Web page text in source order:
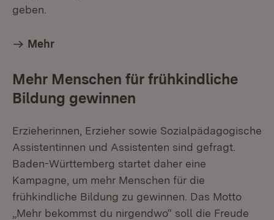
geben.
Mehr
Mehr Menschen für frühkindliche
Bildung gewinnen
Erzieherinnen, Erzieher sowie Sozialpädagogische
Assistentinnen und Assistenten sind gefragt.
Baden-Württemberg startet daher eine
Kampagne, um mehr Menschen für die
frühkindliche Bildung zu gewinnen. Das Motto
„Mehr bekommst du nirgendwo“ soll die Freude